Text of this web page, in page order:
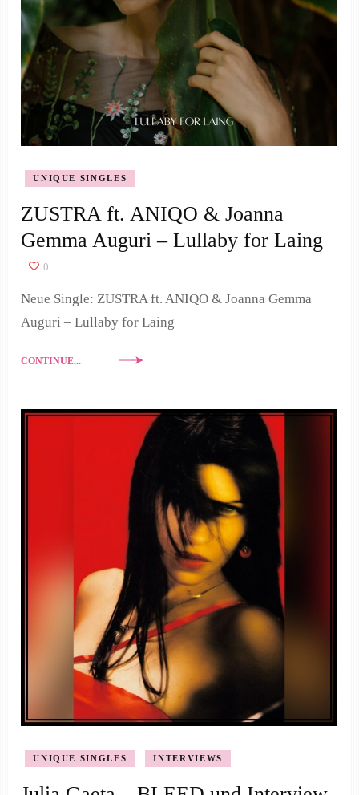
UNIQUE SINGLES
ZUSTRA ft. ANIQO & Joanna
Gemma Auguri – Lullaby for Laing
0
Neue Single: ZUSTRA ft. ANIQO & Joanna Gemma
Auguri – Lullaby for Laing
CONTINUE...
UNIQUE SINGLES INTERVIEWS